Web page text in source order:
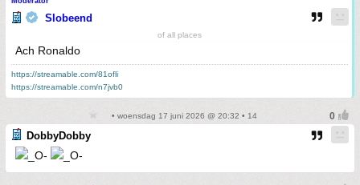
Slobeend
of all places
Ach Ronaldo
https://streamable.com/81ofli
https://streamable.com/n7jvb0
• woensdag 17 juni 2026 @ 20:32 • 14
DobbyDobby